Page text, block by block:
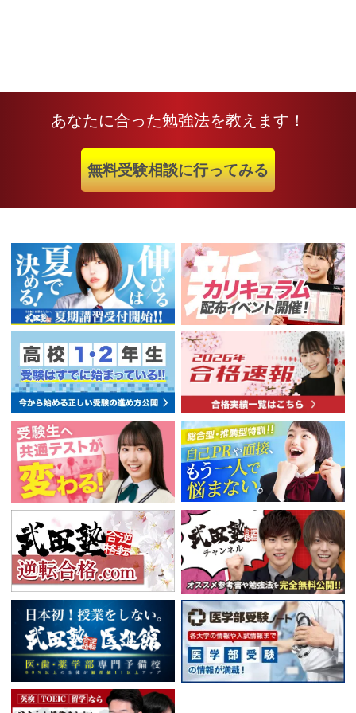
あなたに合った勉強法を教えます！
無料受験相談に行ってみる